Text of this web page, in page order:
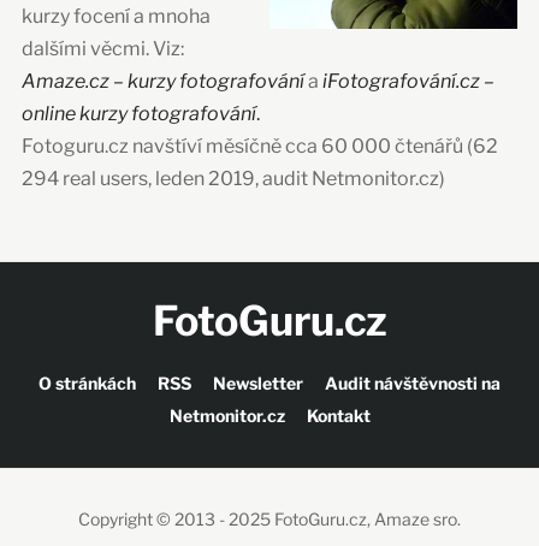
kurzy focení a mnoha
dalšími věcmi. Viz:
Amaze.cz – kurzy fotografovánía iFotografování.cz –
online kurzy fotografování.
Fotoguru.cz navštíví měsíčně cca 60 000 čtenářů (62
294 real users, leden 2019, audit Netmonitor.cz)
FotoGuru.cz
O stránkách RSS Newsletter
Audit návštěvnosti na
Netmonitor.cz
Kontakt
Copyright © 2013 - 2025 FotoGuru.cz, Amaze sro.